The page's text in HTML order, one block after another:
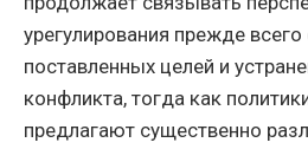
урегулирования прежде
поставленных целей и
конфликта, тогда как
предлагают существенно